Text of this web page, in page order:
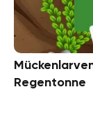
Regentonne